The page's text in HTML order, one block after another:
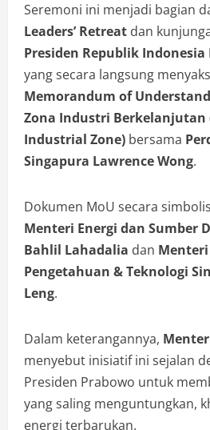
Seremoni ini menjadi bagian
Leaders’ Retreat dan
Presiden Republik
yang secara langsung
Memorandum of
Zona Industri Berkelanjutan
Industrial Zone) bersama
Singapura Lawrence Wong.
Dokumen MoU secara
Menteri Energi dan Sumber
Bahlil Lahadalia dan
Pengetahuan & Teknologi
Leng.
Dalam keterangannya,
menyebut inisiatif ini sejalan
Presiden Prabowo untuk
yang saling menguntungkan,
energi terbarukan.